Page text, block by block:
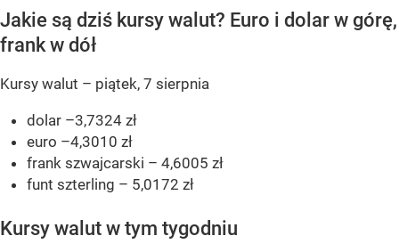
Jakie są dziś kursy walut? Euro i dolar w górę,
frank w dół
Kursy walut – piątek, 7 sierpnia
dolar –3,7324 zł
euro –4,3010 zł
frank szwajcarski – 4,6005 zł
funt szterling – 5,0172 zł
Kursy walut w tym tygodniu